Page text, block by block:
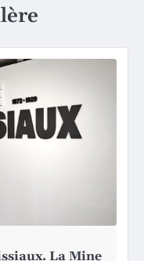
La Mine